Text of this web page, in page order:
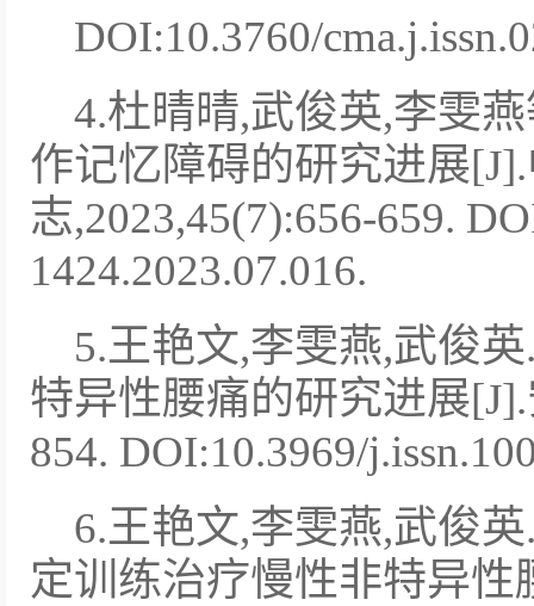
DOI:10.3760/
4.杜晴晴,武俊英,李雯
作记忆障碍的研究进展
志,2023,45(7):656-659.
1424.2023.07.016.
5.王艳文,李雯燕,武俊
特异性腰痛的研究进展
854. DOI:10.3969/
6.王艳文,李雯燕,武俊
定训练治疗慢性非特异